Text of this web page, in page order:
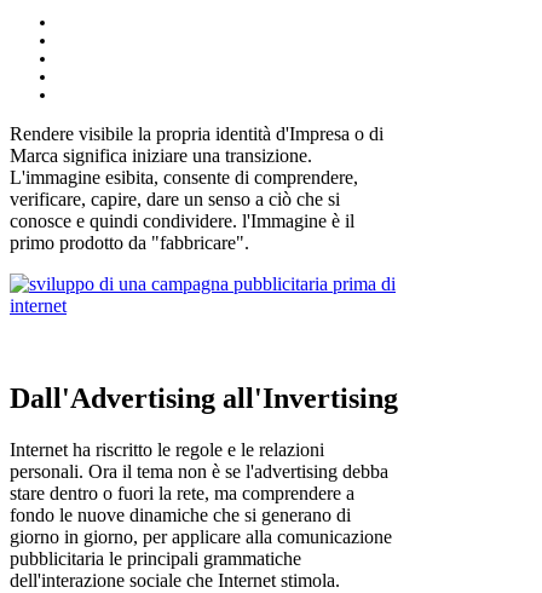
Rendere visibile la propria identità d'Impresa o di
Marca significa iniziare una transizione.
L'immagine esibita, consente di comprendere,
verificare, capire, dare un senso a ciò che si
conosce e quindi condividere. l'Immagine è il
primo prodotto da "fabbricare".
Dall'Advertising all'Invertising
Internet ha riscritto le regole e le relazioni
personali. Ora il tema non è se l'advertising debba
stare dentro o fuori la rete, ma comprendere a
fondo le nuove dinamiche che si generano di
giorno in giorno, per applicare alla comunicazione
pubblicitaria le principali grammatiche
dell'interazione sociale che Internet stimola.